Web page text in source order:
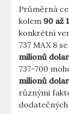
Průměrná
kolem⁣ 90 ‌až
konkrétní
737 MAX‌ 8
milionů⁤
737-700
milionů
různými
⁤dodatečných